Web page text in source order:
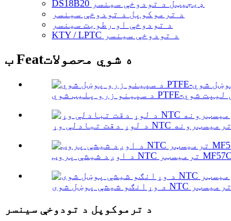
DS18B20 ډیجیټل د تودوخې سینسر
د ترموکوپل د تودوخې سینسر
د تودوخې او رطوبت سینسر
KTY / LPTC د تودوخې سینسر
ب Featه شوي محصولات
د لوړ دقت تبادلې وړ NTC ترمیسټرونه
د وړانګو شیشې پوښل شوی NTC ترمیسټر
د ترموکوپل د تودوخې سینسر